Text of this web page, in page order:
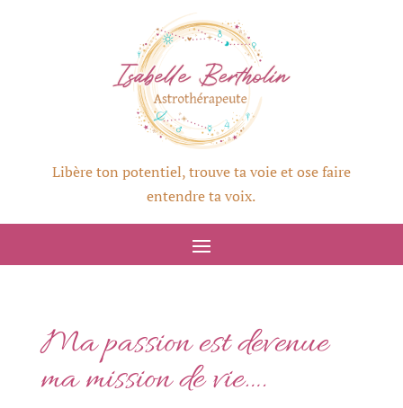
Libère ton potentiel, trouve ta voie et ose faire
entendre ta voix.
Ma passion est devenue
ma mission de vie….